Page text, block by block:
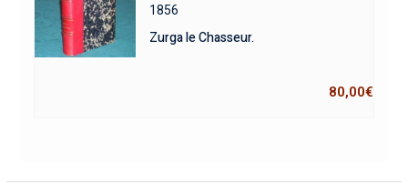
1856
Zurga le Chasseur.
80,00€